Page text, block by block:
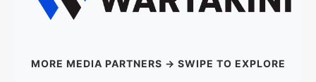
MORE MEDIA PARTNERS → SWIPE TO EXPLORE